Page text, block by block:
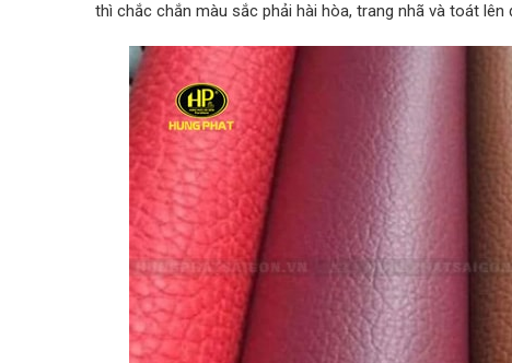
thì chắc chắn màu sắc phải hài hòa, trang nhã và toát